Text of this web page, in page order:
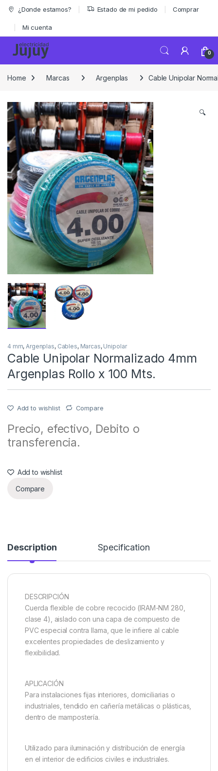
Skip to navigation
Skip to content
¿Donde estamos? Estado de mi pedido Comprar
Mi cuenta
0
Home Marcas Argenplas Cable Unipolar
🔍
4 mm, Argenplas, Cables, Marcas, Unipolar
Cable Unipolar Normalizado 4mm
Argenplas Rollo x 100 Mts.
Add to wishlist Compare
Precio, efectivo, Debito o
transferencia.
Add to wishlist
Compare
Description Specification
DESCRIPCIÓN
Cuerda flexible de cobre recocido (IRAM-NM 280,
clase 4), aislado con una capa de compuesto de
PVC especial contra llama, que le infiere al cable
excelentes propiedades de deslizamiento y
flexibilidad.
APLICACIÓN
Para instalaciones fijas interiores, domiciliarias o
industriales, tendido en cañerí­a metálicas o plásticas,
dentro de mamposterí­a.
Utilizado para iluminación y distribución de energí­a
en el interior de edificios civiles e industriales.